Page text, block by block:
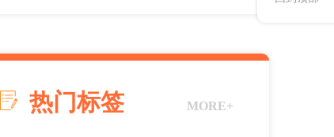
热门标签 MORE+